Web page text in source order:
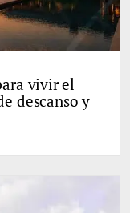
vivir el
descanso y